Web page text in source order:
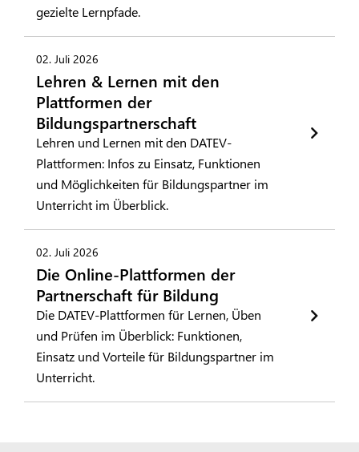
gezielte Lernpfade.
02. Juli 2026
Lehren & Lernen mit den
Plattformen der
Bildungspartnerschaft
Lehren und Lernen mit den DATEV-
Plattformen: Infos zu Einsatz, Funktionen
und Möglichkeiten für Bildungspartner im
Unterricht im Überblick.
02. Juli 2026
Die Online-Plattformen der
Partnerschaft für Bildung
Die DATEV-Plattformen für Lernen, Üben
und Prüfen im Überblick: Funktionen,
Einsatz und Vorteile für Bildungspartner im
Unterricht.